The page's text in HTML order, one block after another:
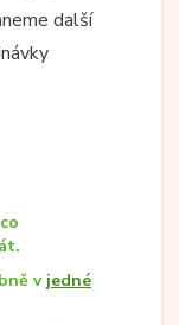
další
v jedné